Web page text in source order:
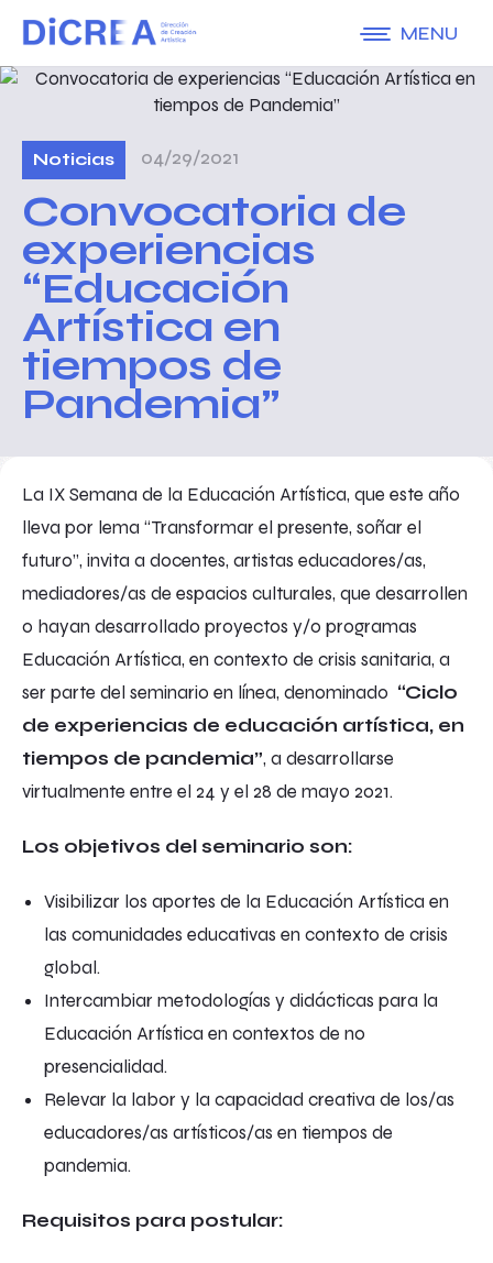
MENU
Noticias 04/29/2021
Convocatoria de
experiencias
“Educación
Artística en
tiempos de
Pandemia”
La IX Semana de la Educación Artística, que este año
lleva por lema “Transformar el presente, soñar el
futuro”, invita a docentes, artistas educadores/as,
mediadores/as de espacios culturales, que desarrollen
o hayan desarrollado proyectos y/o programas
Educación Artística, en contexto de crisis sanitaria, a
ser parte del seminario en línea, denominado “Ciclo
de experiencias de educación artística, en
tiempos de pandemia”, a desarrollarse
virtualmente entre el 24 y el 28 de mayo 2021.
Los objetivos del seminario son:
Visibilizar los aportes de la Educación Artística en
las comunidades educativas en contexto de crisis
global.
Intercambiar metodologías y didácticas para la
Educación Artística en contextos de no
presencialidad.
Relevar la labor y la capacidad creativa de los/as
educadores/as artísticos/as en tiempos de
pandemia.
Requisitos para postular: